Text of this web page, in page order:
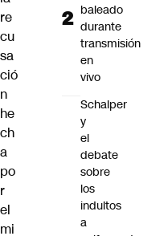
re
cu
sa
ció
n
he
ch
a
po
r
el
mi
baleado
durante
transmisión
en
vivo
Schalper
y
el
debate
sobre
los
indultos
a